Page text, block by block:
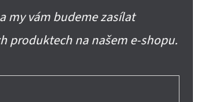
my vám budeme zasílat
produktech na našem e-shopu.